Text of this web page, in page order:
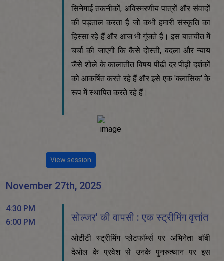
सिनेमाई तकनीकों, अविस्मरणीय पात्रों और संवादों
की पड़ताल करता है जो कभी हमारी संस्कृति का
हिस्सा रहे हैं और आज भी गूंजते हैं। इस बातचीत में
चर्चा की जाएगी कि कैसे दोस्ती, बदला और न्याय
जैसे शोले के कालातीत विषय पीढ़ी दर पीढ़ी दर्शकों
को आकर्षित करते रहे हैं और इसे एक 'क्लासिक' के
रूप में स्थापित करते रहे हैं।
View session
November 27th, 2025
4:30 PM
6:00 PM
सोल्जर' की वापसी : एक स्ट्रीमिंग वृत्तांत
ओटीटी स्ट्रीमिंग प्लेटफॉर्म्स पर अभिनेता बॉबी
देओल के प्रवेश से उनके पुनरुत्थान पर इस